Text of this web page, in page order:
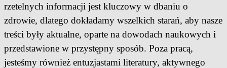
rzetelnych informacji jest kluczowy w dbaniu o
zdrowie, dlatego dokładamy wszelkich starań, aby nasze
treści były aktualne, oparte na dowodach naukowych i
przedstawione w przystępny sposób. Poza pracą,
jesteśmy również entuzjastami literatury, aktywnego